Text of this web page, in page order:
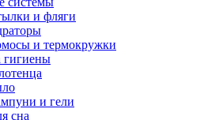
и фляги
и термокружки
гигиены
и гели
сна